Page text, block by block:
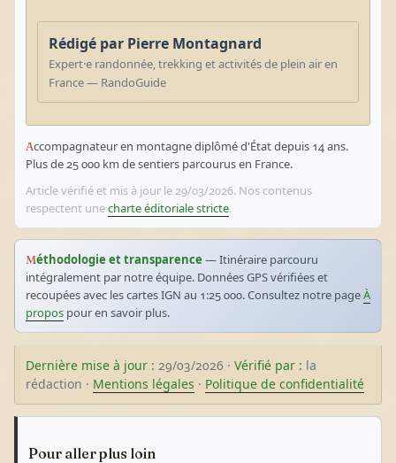
Rédigé par Pierre Montagnard
Expert·e randonnée, trekking et activités de plein air en
France — RandoGuide
Accompagnateur en montagne diplômé d'État depuis 14 ans.
Plus de 25 000 km de sentiers parcourus en France.
Article vérifié et mis à jour le 29/03/2026. Nos contenus
respectent unecharte éditoriale stricte.
Méthodologie et transparence — Itinéraire parcouru
intégralement par notre équipe. Données GPS vérifiées et
recoupées avec les cartes IGN au 1:25 000. Consultez notre pageÀ
propos pour en savoir plus.
Dernière mise à jour : 29/03/2026 · Vérifié par : la
rédaction · Mentions légales · Politique de confidentialité
Pour aller plus loin